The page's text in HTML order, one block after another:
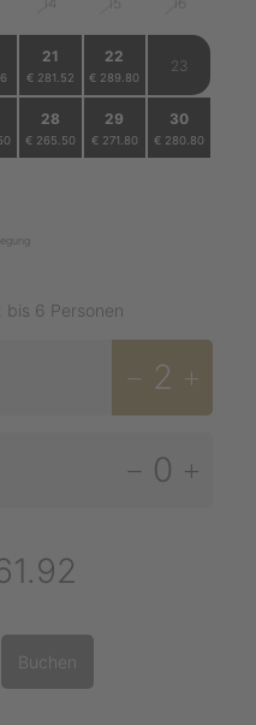
21
€ 281.52
22
€ 289.80
23
28
€ 265.50
29
€ 271.80
30
€ 280.80
bis 6 Personen
2
0
Buchen